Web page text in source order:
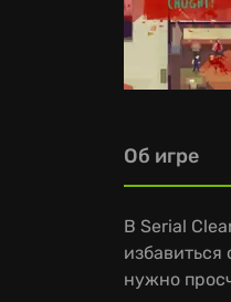
Об игре
В Serial
нужно